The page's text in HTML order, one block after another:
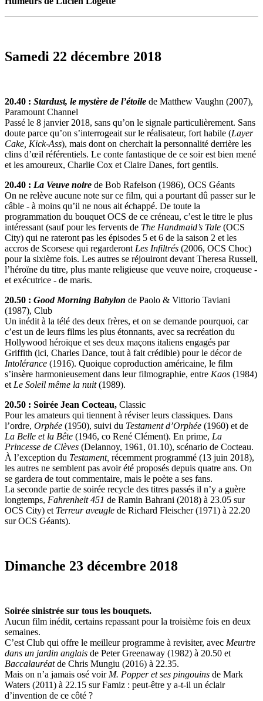
Samedi 22 décembre 2018
20.40 : Stardust, le mystère de l’étoile de Matthew Vaughn (2007),
Paramount Channel
Passé le 8 janvier 2018, sans qu’on le signale particulièrement. Sans
doute parce qu’on s’interrogeait sur le réalisateur, fort habile (Layer
Cake, Kick-Ass), mais dont on cherchait la personnalité derrière les
clins d’œil référentiels. Le conte fantastique de ce soir est bien mené
et les amoureux, Charlie Cox et Claire Danes, fort gentils.
20.40 : La Veuve noire de Bob Rafelson (1986), OCS Géants
On ne relève aucune note sur ce film, qui a pourtant dû passer sur le
câble - à moins qu’il ne nous ait échappé. De toute la
programmation du bouquet OCS de ce créneau, c’est le titre le plus
intéressant (sauf pour les fervents de The Handmaid’s Tale (OCS
City) qui ne rateront pas les épisodes 5 et 6 de la saison 2 et les
accros de Scorsese qui regarderont Les Infiltrés (2006, OCS Choc)
pour la sixième fois. Les autres se réjouiront devant Theresa Russell,
l’héroïne du titre, plus mante religieuse que veuve noire, croqueuse -
et exécutrice - de maris.
20.50 : Good Morning Babylon de Paolo & Vittorio Taviani
(1987), Club
Un inédit à la télé des deux frères, et on se demande pourquoi, car
c’est un de leurs films les plus étonnants, avec sa recréation du
Hollywood héroïque et ses deux maçons italiens engagés par
Griffith (ici, Charles Dance, tout à fait crédible) pour le décor de
Intolérance (1916). Quoique coproduction américaine, le film
s’insère harmonieusement dans leur filmographie, entre Kaos (1984)
et Le Soleil même la nuit(1989).
20.50 : Soirée Jean Cocteau, Classic
Pour les amateurs qui tiennent à réviser leurs classiques. Dans
l’ordre, Orphée (1950), suivi du Testament d’Orphée (1960) et de
La Belle et la Bête (1946, co René Clément). En prime, La
Princesse de Clèves (Delannoy, 1961, 01.10), scénario de Cocteau.
À l’exception du Testament, récemment programmé (13 juin 2018),
les autres ne semblent pas avoir été proposés depuis quatre ans. On
se gardera de tout commentaire, mais le poète a ses fans.
La seconde partie de soirée recycle des titres passés il n’y a guère
longtemps, Fahrenheit 451 de Ramin Bahrani (2018) à 23.05 sur
OCS City) et Terreur aveugle de Richard Fleischer (1971) à 22.20
sur OCS Géants).
Dimanche 23 décembre 2018
Soirée sinistrée sur tous les bouquets.
Aucun film inédit, certains repassant pour la troisième fois en deux
semaines.
C’est Club qui offre le meilleur programme à revisiter, avec Meurtre
dans un jardin anglais de Peter Greenaway (1982) à 20.50 et
Baccalauréatde Chris Mungiu (2016) à 22.35.
Mais on n’a jamais osé voir M. Popper et ses pingouins de Mark
Waters (2011) à 22.15 sur Famiz : peut-être y a-t-il un éclair
d’invention de ce côté ?